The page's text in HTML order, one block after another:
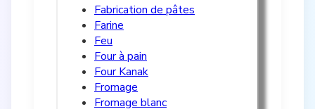
Fabrication de pâtes
Farine
Feu
Four à pain
Four Kanak
Fromage
Fromage blanc